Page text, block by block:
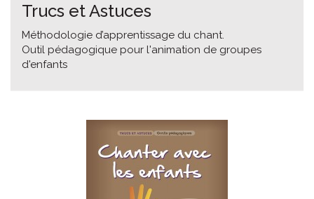
Trucs et Astuces
Méthodologie d’apprentissage du chant.
Outil pédagogique pour l'animation de groupes
d'enfants